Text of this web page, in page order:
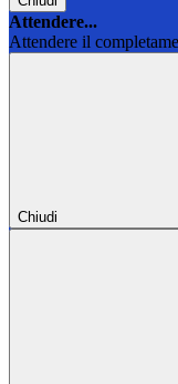
Attendere...
Attendere il
Chiudi